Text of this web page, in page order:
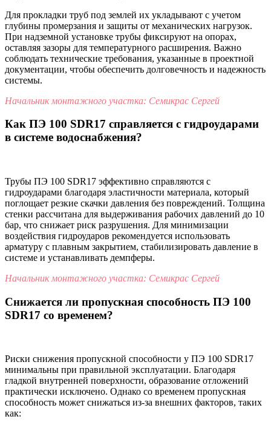
Для прокладки труб под землей их укладывают с учетом
глубины промерзания и защиты от механических нагрузок.
При надземной установке трубы фиксируют на опорах,
оставляя зазоры для температурного расширения. Важно
соблюдать технические требования, указанные в проектной
документации, чтобы обеспечить долговечность и надежность
системы.
Начальник монтажного участка: Семикрас Сергей
Как ПЭ 100 SDR17 справляется с гидроударами
в системе водоснабжения?
Трубы ПЭ 100 SDR17 эффективно справляются с
гидроударами благодаря эластичности материала, который
поглощает резкие скачки давления без повреждений. Толщина
стенки рассчитана для выдерживания рабочих давлений до 10
бар, что снижает риск разрушения. Для минимизации
воздействия гидроударов рекомендуется использовать
арматуру с плавным закрытием, стабилизировать давление в
системе и устанавливать демпферы.
Начальник монтажного участка: Семикрас Сергей
Снижается ли пропускная способность ПЭ 100
SDR17 со временем?
Риски снижения пропускной способности у ПЭ 100 SDR17
минимальны при правильной эксплуатации. Благодаря
гладкой внутренней поверхности, образование отложений
практически исключено. Однако со временем пропускная
способность может снижаться из-за внешних факторов, таких
как: